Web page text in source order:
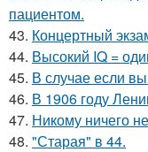
пациентом.
43. Концертный
44. Высокий IQ =
45. В случае если
46. В 1906 году
47. Никому ничего
48. "Старая" в 44.